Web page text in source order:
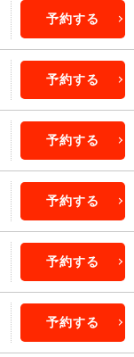
予約する
予約する
予約する
予約する
予約する
予約する